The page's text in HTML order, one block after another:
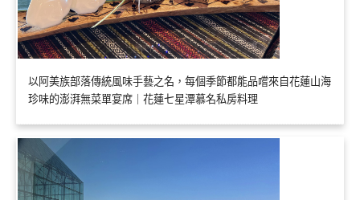
以阿美族部落傳統風味手藝之名，每個季節都能品嚐來自花蓮山海
珍味的澎湃無菜單宴席｜花蓮七星潭慕名私房料理